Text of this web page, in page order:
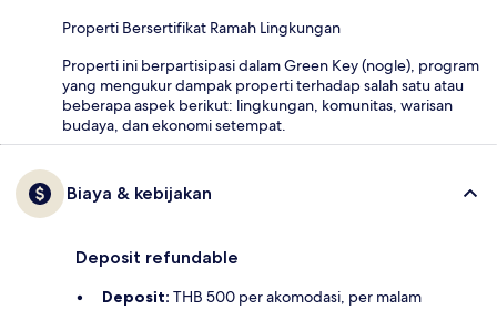
Properti Bersertifikat Ramah Lingkungan
Properti ini berpartisipasi dalam Green Key (nogle), program
yang mengukur dampak properti terhadap salah satu atau
beberapa aspek berikut: lingkungan, komunitas, warisan
budaya, dan ekonomi setempat.
Biaya & kebijakan
Deposit refundable
Deposit: THB 500 per akomodasi, per malam